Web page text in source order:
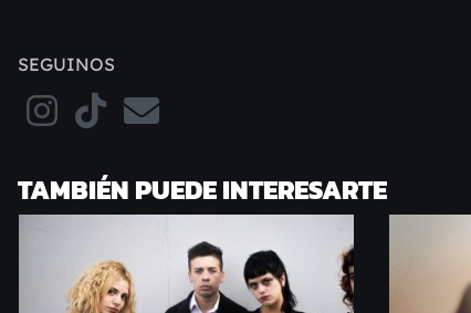
SEGUINOS
TAMBIÉN PUEDE INTERESARTE